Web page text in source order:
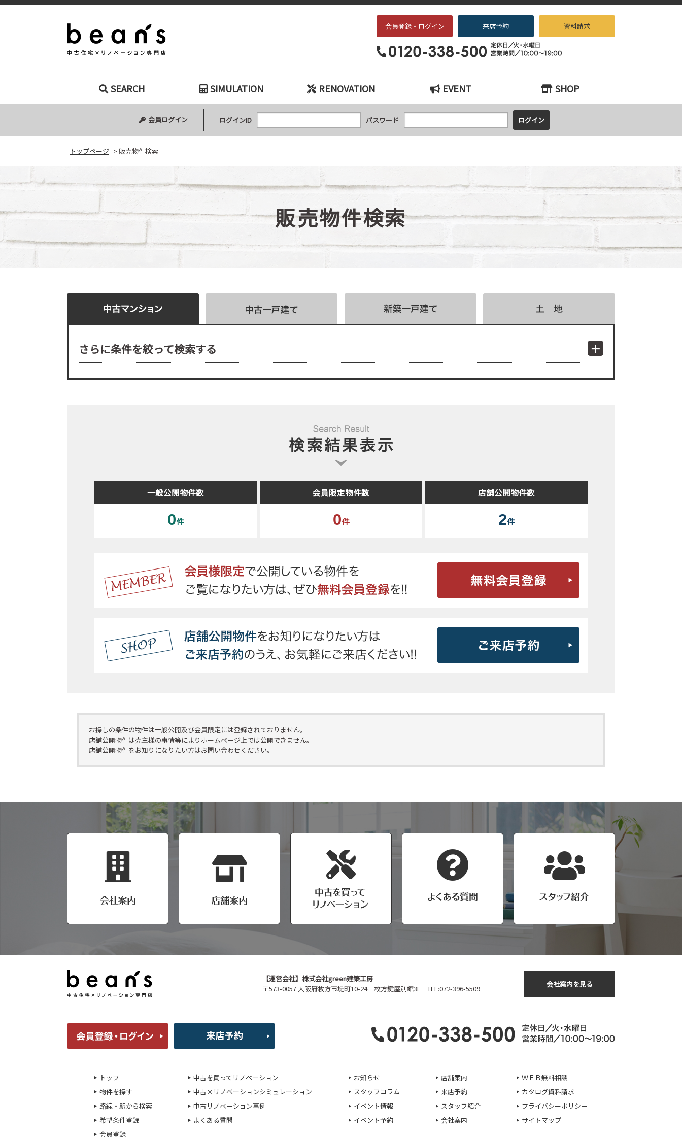
販売物件検索｜枚方・交野エリアの中古戸建て、中古マンションをお探しなら、『中古住宅×リノベーション専門店beans』へお任せください！
会員登録・ログイン 来店予約 資料請求
SEARCH
中古マンション
中古一戸建て
新築一戸建て
土地
SIMULATION RENOVATION EVENT SHOP
会員ログイン ログインID パスワード
トップページ > 販売物件検索
販売物件検索
さらに条件を絞って検索する
一般公開物件数
0件
会員限定物件数
0件
店舗公開物件数
2件
お探しの条件の物件は一般公開及び会員限定には登録されておりません。
店舗公開物件は売主様の事情等によりホームページ上では公開できません。
店舗公開物件をお知りになりたい方はお問い合わせください。
【運営会社】株式会社green建築工房
〒573-0057 大阪府枚方市堤町10-24 枚方鍵屋別館3F TEL:072-396-5509
会社案内を見る
トップ
物件を探す
路線・駅から検索
希望条件登録
会員登録
中古を買ってリノベーション
中古×リノベーションシミュレーション
中古リノベーション事例
よくある質問
お知らせ
スタッフコラム
イベント情報
イベント予約
店舗案内
来店予約
スタッフ紹介
会社案内
ＷＥＢ無料相談
カタログ資料請求
プライバシーポリシー
サイトマップ